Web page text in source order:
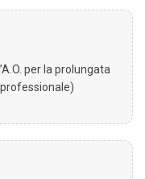
per la prolungata